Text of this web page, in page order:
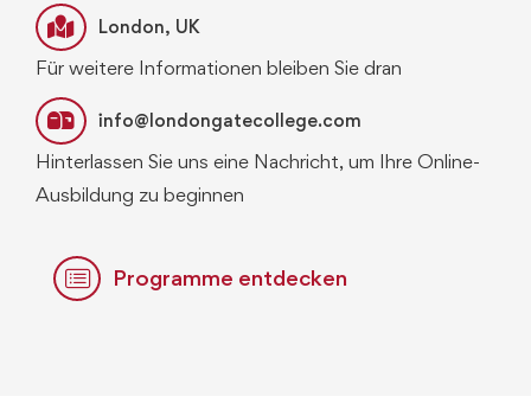
London, UK
Für weitere Informationen bleiben Sie dran
info@londongatecollege.com
Hinterlassen Sie uns eine Nachricht, um Ihre Online-
Ausbildung zu beginnen
Programme entdecken